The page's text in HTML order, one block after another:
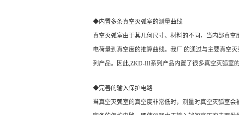
◆内置多条真空灭弧室的测量曲线
真空灭弧室由于其几何尺寸、材料的不同，当内部真
电荷量到真空度的推算曲线。我厂 的通过与主要真空
列产品。因此,ZKD-III系列产品内置了很多真空灭弧室
◆完善的输入保护电路
当真空灭弧室的真空度非常低时，测量时真空灭弧室